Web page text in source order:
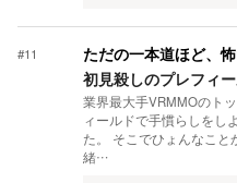
#11 ただの一本道ほど、怖
初見殺しのプレフィ
業界最大手VRMMOのト
ィールドで手慣らしをし
た。 そこでひょんなこ
緒…